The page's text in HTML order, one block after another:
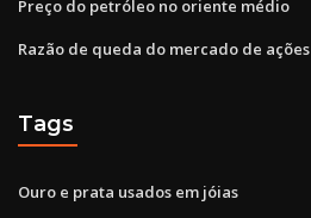
Preço do petróleo no oriente médio
Razão de queda do mercado de ações
Tags
Ouro e prata usados ​​em jóias